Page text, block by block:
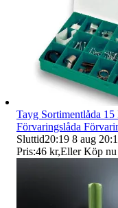
Tayg Sortimentlåda 15
Förvaringslåda
Sluttid20:19 8 aug
Pris:46 kr,Eller Köp nu